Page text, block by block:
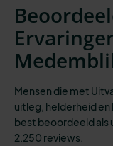
Mensen die met
uitleg, helderheid
best beoordeeld als
2.250 reviews.